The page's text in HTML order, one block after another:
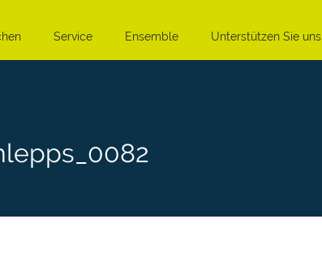
Service Ensemble Unterstützen Sie